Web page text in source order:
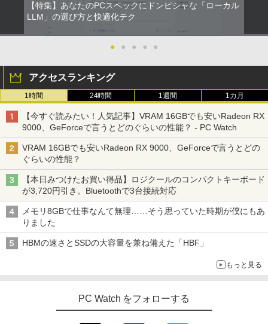
￥24,990
ートパソコン 新品 Intel Pentium GOLD
6500Y メモリ8GB SSD256GB Windows
11 WPS Office付き 初期設定済み 14イン
チ フルHD ノートPC 初心者 学生 在宅ワ
量 持ち運び 安い
￥28,800
【期間限定 ポイントUP＆クーポン配
布】 Lenovo Chromebook Duet EDU G
2 2in1 ノートパソコン 83HKS00M00 Ch
romeOS MediaTek Kompanio 838 メモ
対応 再生品Sランク
超得2,500円OFF&P2倍｜第8世代 office
付き｜楽天1位 三冠獲得｜豪華特典付き
￥49,210
スクトップPC デスクトップパソコン ビ
ジネス Ryzen5 5600GT Windows11 SS
D256GB メモリ 8GB 1年保証 激安 ゲー
ム ゲーミングパソコン ゲーミングPC マ
門用 本体のみ
￥56,050
【エントリーでポイント100％還元のチ
ャンス】GMKtec M8 ミニPC【AMD Ryz
en 5 PRO 6650H 16GB 512GB】4.5GH
z 6コア 12スレッド OCuLink Windows
面2.5GbpsLAN Bluetooth5.2 WiFi HD
MI 省エネ ゲーミングpc みにpc minipc
【超特価】厳選大手メーカー 液晶モニタ
（1920x1080） HDMI指定可 ノングレア
EIZO IIYAMA 三菱 富士通 NEC IO-DATA
【中古】
￥4,480
【500円クーポン＋ポイント最大31.5%還
元！】モバイルモニター 15.6 インチ FH
D 1920×1080 1080P Fast IPS パネル 非
g スピーカー内蔵 Type-C/HDMI 接続 PS
5/Switch/PC/スマホ対応
￥8,490
4
【新商品特価11699円！8/11 1:59迄】モ
ニター モバイルディスプレイ 1920×108
-C ミニHDMI 在宅 テレワーク simplus
シンプラス SP-MBM156 【送料無料】
2026年度版 英検3級 過去6回全問題集 [
￥1,760
3
転生したら第七王子だったので、気まま
に魔術を極めます（24） 【電子書籍】[
石沢庸介 ]
4
地球の歩き方 スター・ウォーズ [ 地球
の歩き方編集室 ]
￥2,750
中小企業診断士2次試験 ふぞろいな合格
￥2,860
【特集】あなたのPCスペックにドンピシャな「ローカル
LLM」の選び方と快適化テク
● ● ● ● ●
アクセスランキング
1時間 24時間 1週間 1カ月
【今すぐ読みたい！人気記事】VRAM 16GBでも安いRadeon RX
9000、GeForceで言うとどのぐらいの性能？ - PC Watch
VRAM 16GBでも安いRadeon RX 9000、GeForceで言うとどの
ぐらいの性能？
【本日みつけたお買い得品】ロジクールのコンパクトキーボード
が3,720円引き。Bluetoothで3台接続対応
メモリ8GBで仕事なんて無理……そう思っていた時期が僕にもあ
りました
HBMの速さとSSDの大容量を兼ね備えた「HBF」
もっと見る
PC Watch をフォローする